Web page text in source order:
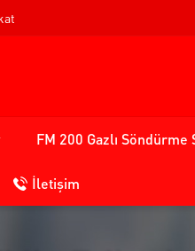
FM 200 Gazlı Söndürme
İletişim